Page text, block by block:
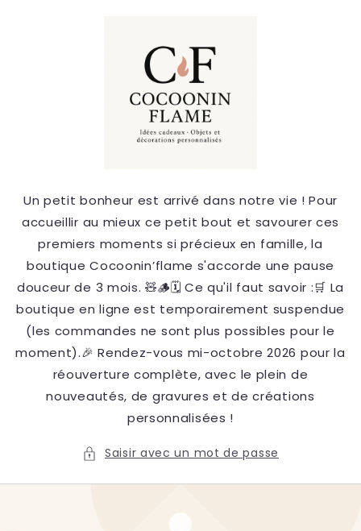
Un petit bonheur est arrivé dans notre vie ! Pour
accueillir au mieux ce petit bout et savourer ces
premiers moments si précieux en famille, la
boutique Cocoonin’flame s'accorde une pause
douceur de 3 mois. 🧸🪵 ​🗓️ Ce qu'il faut savoir : ​🛒 La
boutique en ligne est temporairement suspendue
(les commandes ne sont plus possibles pour le
moment). ​🎉 Rendez-vous mi-octobre 2026 pour la
réouverture complète, avec le plein de
nouveautés, de gravures et de créations
personnalisées !
Saisir avec un mot de passe